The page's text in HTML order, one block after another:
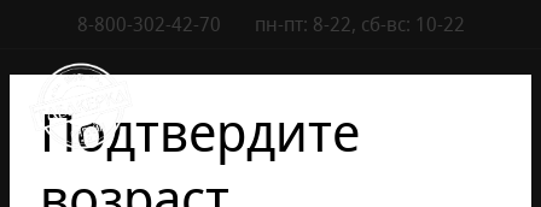
8-800-302-42-70 пн-пт: 8-22, сб-вс: 10-22
Подтвердите